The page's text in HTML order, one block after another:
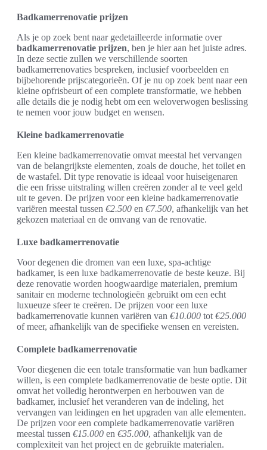
Badkamerrenovatie prijzen
Als je op zoek bent naar gedetailleerde informatie over
badkamerrenovatie prijzen, ben je hier aan het juiste adres.
In deze sectie zullen we verschillende soorten
badkamerrenovaties bespreken, inclusief voorbeelden en
bijbehorende prijscategorieën. Of je nu op zoek bent naar een
kleine opfrisbeurt of een complete transformatie, we hebben
alle details die je nodig hebt om een weloverwogen beslissing
te nemen voor jouw budget en wensen.
Kleine badkamerrenovatie
Een kleine badkamerrenovatie omvat meestal het vervangen
van de belangrijkste elementen, zoals de douche, het toilet en
de wastafel. Dit type renovatie is ideaal voor huiseigenaren
die een frisse uitstraling willen creëren zonder al te veel geld
uit te geven. De prijzen voor een kleine badkamerrenovatie
variëren meestal tussen €2.500 en €7.500, afhankelijk van het
gekozen materiaal en de omvang van de renovatie.
Luxe badkamerrenovatie
Voor degenen die dromen van een luxe, spa-achtige
badkamer, is een luxe badkamerrenovatie de beste keuze. Bij
deze renovatie worden hoogwaardige materialen, premium
sanitair en moderne technologieën gebruikt om een echt
luxueuze sfeer te creëren. De prijzen voor een luxe
badkamerrenovatie kunnen variëren van €10.000 tot €25.000
of meer, afhankelijk van de specifieke wensen en vereisten.
Complete badkamerrenovatie
Voor diegenen die een totale transformatie van hun badkamer
willen, is een complete badkamerrenovatie de beste optie. Dit
omvat het volledig herontwerpen en herbouwen van de
badkamer, inclusief het veranderen van de indeling, het
vervangen van leidingen en het upgraden van alle elementen.
De prijzen voor een complete badkamerrenovatie variëren
meestal tussen €15.000 en €35.000, afhankelijk van de
complexiteit van het project en de gebruikte materialen.